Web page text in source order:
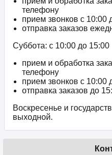
телефону
прием звонков c 10:00
отправка заказов
Суббота: с 10:00 до 15:00
прием и обработка
телефону
прием звонков c 10:00
отправка заказов до
Воскресенье и
выходной.